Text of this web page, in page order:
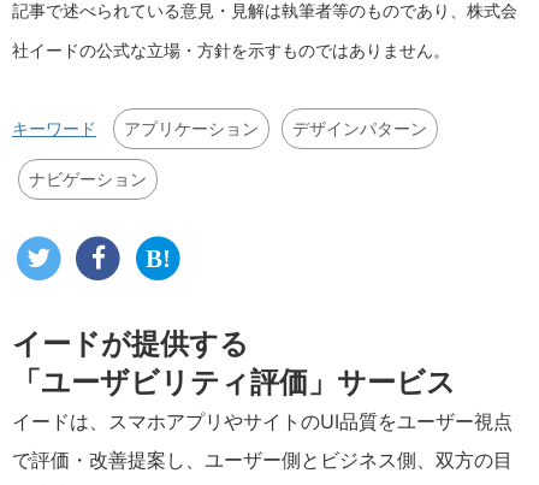
記事で述べられている意見・見解は執筆者等のものであり、株式会
社イードの公式な立場・方針を示すものではありません。
キーワード アプリケーション デザインパターン
ナビゲーション
イードが提供する
「ユーザビリティ評価」サービス
イードは、スマホアプリやサイトのUI品質をユーザー視点
で評価・改善提案し、ユーザー側とビジネス側、双方の目